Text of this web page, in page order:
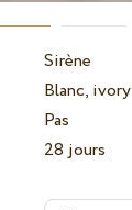
Sirène
Blanc, ivory
Pas
28 jours